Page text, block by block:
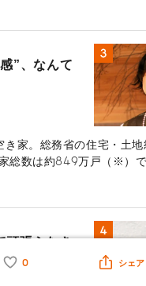
”、なんて
き家。総務省の住宅・土地
総数は約849万戸（※）で
うという機運が盛んだ。
組（まきぐみ）の活動。
、代表取締役の渡邊享子さ
頑張らなき
―日本から
0 シェア